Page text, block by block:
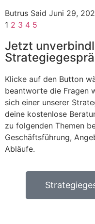
Butrus Said Juni 29,
1 2 3 4 5
Jetzt
Klicke auf den Button
beantworte die Fragen
sich einer unserer
deine kostenlose
zu folgenden Themen
Geschäftsführung,
Abläufe.